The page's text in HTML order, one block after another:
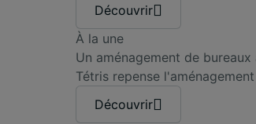
Découvrir
À la une
Un aménagement de
Tétris repense
Découvrir